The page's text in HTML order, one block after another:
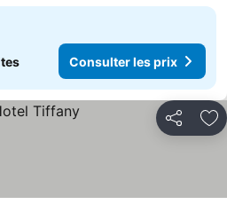
Consulter les prix
Partager